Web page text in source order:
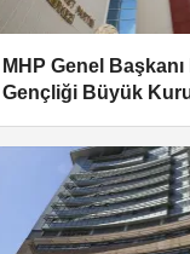
MHP Genel
Gençliği Büyük